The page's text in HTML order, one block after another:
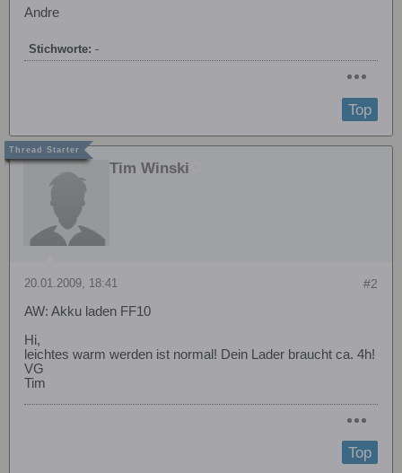
Andre
Stichworte: -
Top
Tim Winski
#2
20.01.2009, 18:41
AW: Akku laden FF10
Hi,
leichtes warm werden ist normal! Dein Lader braucht ca. 4h!
VG
Tim
Top